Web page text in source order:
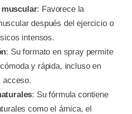
muscular: Favorece la
después del ejercicio o
intensos.
: Su formato en spray permite
y rápida, incluso en
acceso.
: Su fórmula contiene
como el árnica, el